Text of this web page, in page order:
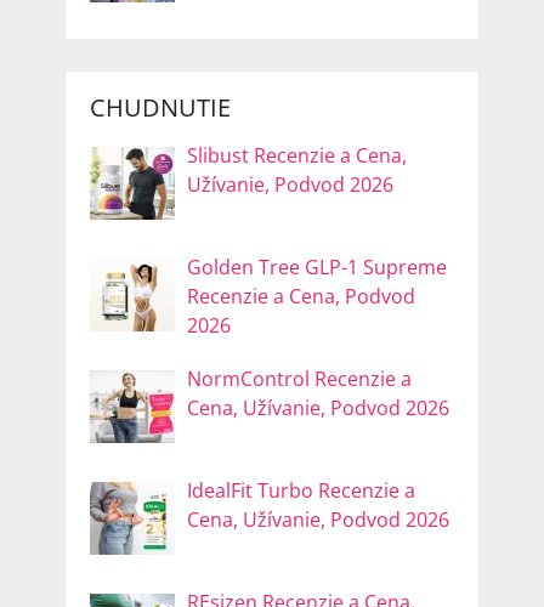
CHUDNUTIE
Slibust Recenzie a Cena,
Užívanie, Podvod 2026
Golden Tree GLP-1 Supreme
Recenzie a Cena, Podvod
2026
NormControl Recenzie a
Cena, Užívanie, Podvod 2026
IdealFit Turbo Recenzie a
Cena, Užívanie, Podvod 2026